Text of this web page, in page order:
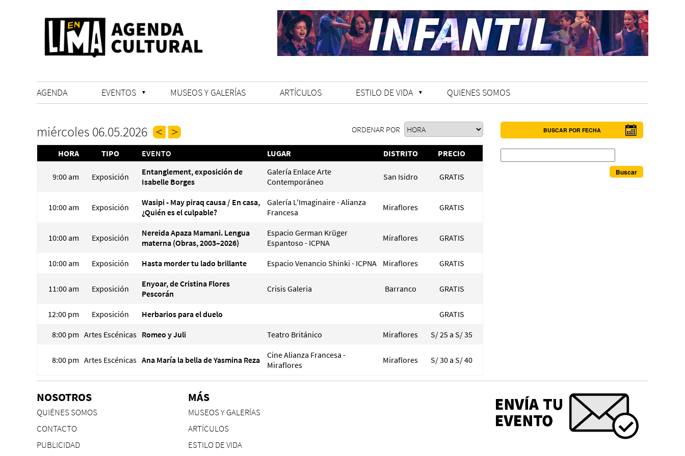
AGENDA EVENTOS MUSEOS Y GALERÍAS ARTÍCULOS ESTILO DE VIDA QUIENES SOMOS
miércoles 06.05.2026 ORDENAR POR
HORA TIPO EVENTO LUGAR DISTRITO PRECIO
9:00 am Exposición
Entanglement, exposición de
Isabelle Borges
Galería Enlace Arte
Contemporáneo
San Isidro GRATIS
10:00 am Exposición
Wasipi - May piraq causa / En casa,
¿Quién es el culpable?
Galería L'Imaginaire - Alianza
Francesa
Miraflores GRATIS
10:00 am Exposición
Nereida Apaza Mamani. Lengua
materna (Obras, 2003–2026)
Espacio German Krüger
Espantoso - ICPNA
Miraflores GRATIS
10:00 am Exposición Hasta morder tu lado brillante Espacio Venancio Shinki - ICPNA Miraflores GRATIS
11:00 am Exposición
Enyoar, de Cristina Flores
Pescorán
Crisis Galeria Barranco GRATIS
12:00 pm Exposición Herbarios para el duelo
GRATIS
8:00 pm Artes Escénicas Romeo y Juli Teatro Británico Miraflores S/ 25 a S/ 35
8:00 pm Artes Escénicas Ana María la bella de Yasmina Reza
Cine Alianza Francesa -
Miraflores
Miraflores S/ 30 a S/ 40
BUSCAR POR FECHA
NOSOTROS
QUIÉNES SOMOS
CONTACTO
PUBLICIDAD
MÁS
MUSEOS Y GALERÍAS
ARTÍCULOS
ESTILO DE VIDA